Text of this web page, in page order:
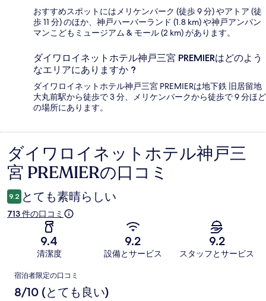
おすすめスポットにはメリケンパーク (徒歩 9 分) やアトア (徒
歩 11 分) のほか、神戸ハーバーランド (1.8 km) や神戸アンパン
マンこどもミュージアム & モール (2 km) があります。
ダイワロイネットホテル神戸三宮 PREMIERはどのよう
なエリアにありますか ?
ダイワロイネットホテル神戸三宮 PREMIERは地下鉄 旧居留地
大丸前駅から徒歩で 3 分、メリケンパークから徒歩で 9 分ほど
の場所にあります。
口
コ
ミ
ダイワロイネットホテル神戸三
宮 PREMIERの口コミ
9.2 とても素晴らしい
713 件の口コミ
9.4
清潔度
9.2
設備とサービス
9.2
スタッフとサービス
口
コ
宿泊者限定の口コミ
8/10 (とても良い)